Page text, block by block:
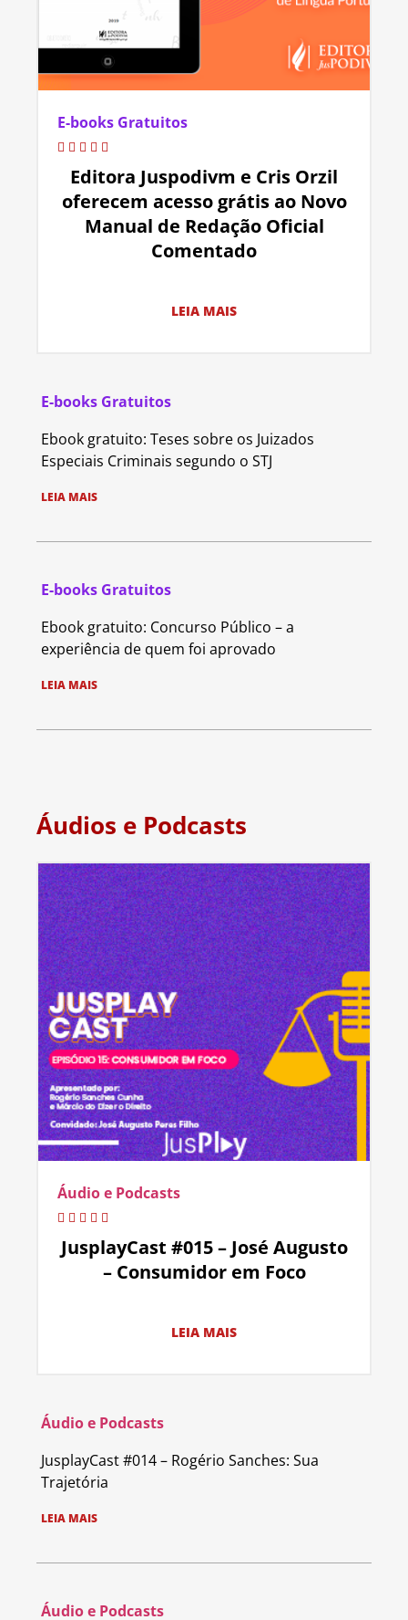
E-books Gratuitos
Editora Juspodivm e Cris Orzil
oferecem acesso grátis ao Novo
Manual de Redação Oficial
Comentado
LEIA MAIS
E-books Gratuitos
Ebook gratuito: Teses sobre os Juizados
Especiais Criminais segundo o STJ
LEIA MAIS
E-books Gratuitos
Ebook gratuito: Concurso Público – a
experiência de quem foi aprovado
LEIA MAIS
Áudios e Podcasts
Áudio e Podcasts
JusplayCast #015 – José Augusto
– Consumidor em Foco
LEIA MAIS
Áudio e Podcasts
JusplayCast #014 – Rogério Sanches: Sua
Trajetória
LEIA MAIS
Áudio e Podcasts